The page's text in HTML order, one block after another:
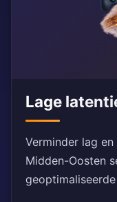
Lage
Verminder lag
Midden-Oosten